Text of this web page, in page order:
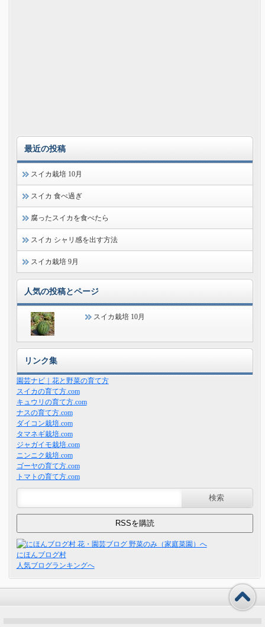
最近の投稿
スイカ栽培 10月
スイカ 食べ過ぎ
腐ったスイカを食べたら
スイカ シャリ感を出す方法
スイカ栽培 9月
人気の投稿とページ
スイカ栽培 10月
リンク集
園芸ナビ｜花と野菜の育て方
スイカの育て方.com
キュウリの育て方.com
ナスの育て方.com
ダイコン栽培.com
タマネギ栽培.com
ジャガイモ栽培.com
ニンニク栽培.com
ゴーヤの育て方.com
トマトの育て方.com
にほんブログ村
人気ブログランキングへ